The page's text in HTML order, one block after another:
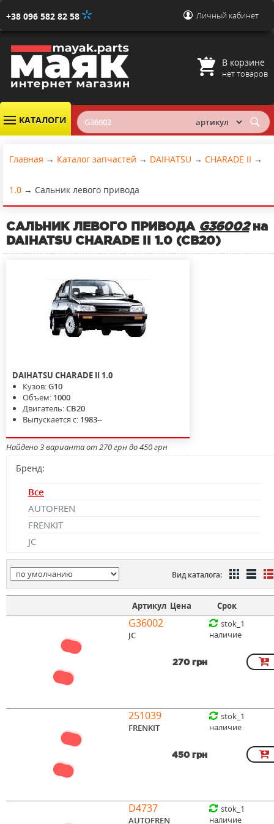
+38 096 582 82 58 Личный кабинет
В корзине
нет товаров
КАТАЛОГИ
Главная → Каталог запчастей → DAIHATSU → CHARADE II →
1.0 → Сальник левого привода
САЛЬНИК ЛЕВОГО ПРИВОДА G36002на
DAIHATSU CHARADE II 1.0 (CB20)
DAIHATSU CHARADE II 1.0
Кузов:G10
Объем: 1000
Двигатель:CB20
Выпускается с: 1983--
Найдено 3 варианта от 270 грн до 450 грн
Бренд:
Все
AUTOFREN
FRENKIT
JC
Вид каталога:
Артикул Цена Срок
G36002
JC
270 грн
stok_1
наличие
251039
FRENKIT
450 грн
stok_1
наличие
D4737
AUTOFREN
stok_1
наличие